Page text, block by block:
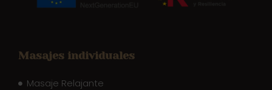
Masajes individuales
Masaje Relajante